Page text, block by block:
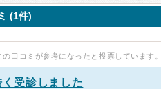
(1件)
の口コミが参考になったと投票しています。
受診しました